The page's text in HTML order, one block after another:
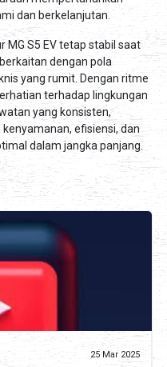
dan berkelanjutan.
MG S5 EV tetap stabil saat
dengan pola
yang rumit. Dengan ritme
terhadap lingkungan
yang konsisten,
efisiensi, dan
dalam jangka panjang.
25 Mar 2025